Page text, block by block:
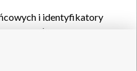
i identyfikatory
pozostałych
pomiaru wydajności